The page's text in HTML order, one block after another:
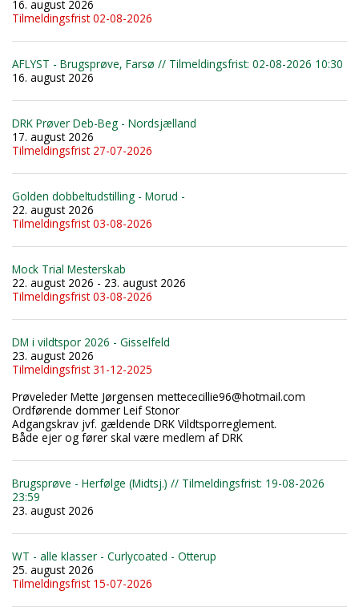
16. august 2026
Tilmeldingsfrist 02-08-2026
AFLYST - Brugsprøve, Farsø // Tilmeldingsfrist: 02-08-2026 10:30
16. august 2026
DRK Prøver Deb-Beg - Nordsjælland
17. august 2026
Tilmeldingsfrist 27-07-2026
Golden dobbeltudstilling - Morud -
22. august 2026
Tilmeldingsfrist 03-08-2026
Mock Trial Mesterskab
22. august 2026 - 23. august 2026
Tilmeldingsfrist 03-08-2026
DM i vildtspor 2026 - Gisselfeld
23. august 2026
Tilmeldingsfrist 31-12-2025
Prøveleder Mette Jørgensen mettececillie96@hotmail.com
Ordførende dommer Leif Stonor
Adgangskrav jvf. gældende DRK Vildtsporreglement.
Både ejer og fører skal være medlem af DRK
Brugsprøve - Herfølge (Midtsj.) // Tilmeldingsfrist: 19-08-2026
23:59
23. august 2026
WT - alle klasser - Curlycoated - Otterup
25. august 2026
Tilmeldingsfrist 15-07-2026